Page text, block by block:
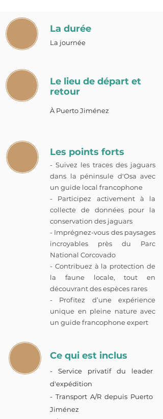
La durée
La journée
Le lieu de départ et
retour
À Puerto Jiménez
Les points forts
- Suivez les traces des jaguars
dans la péninsule d'Osa avec
un guide local francophone
- Participez activement à la
collecte de données pour la
conservation des jaguars
- Imprégnez-vous des paysages
incroyables près du Parc
National Corcovado
- Contribuez à la protection de
la faune locale, tout en
découvrant des espèces rares
- Profitez d’une expérience
unique en pleine nature avec
un guide francophone expert
Ce qui est inclus
- Service privatif du leader
d'expédition
- Transport A/R depuis Puerto
Jiménez